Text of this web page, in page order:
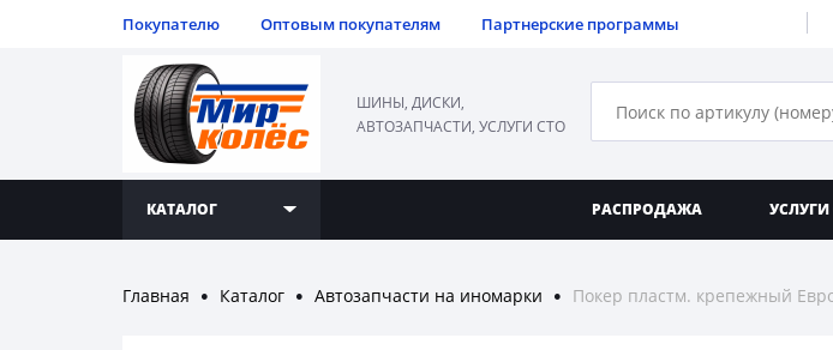
Покупателю Оптовым покупателям Партнерские программы
ШИНЫ, ДИСКИ,
АВТОЗАПЧАСТИ, УСЛУГИ СТО
КАТАЛОГ РАСПРОДАЖА УСЛУГИ
Главная ● Каталог ● Автозапчасти на иномарки ● Покер пластм. крепежный